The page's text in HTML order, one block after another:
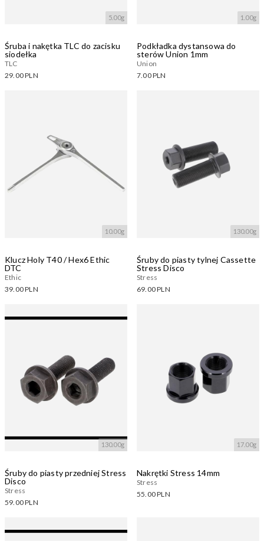
5.00g
Śruba i nakętka TLC do zacisku
siodełka
TLC
29.00 PLN
1.00g
Podkładka dystansowa do
sterów Union 1mm
Union
7.00 PLN
10.00g
Klucz Holy T40 / Hex6 Ethic
DTC
Ethic
39.00 PLN
130.00g
Śruby do piasty tylnej Cassette
Stress Disco
Stress
69.00 PLN
130.00g
Śruby do piasty przedniej Stress
Disco
Stress
59.00 PLN
17.00g
Nakrętki Stress 14mm
Stress
55.00 PLN